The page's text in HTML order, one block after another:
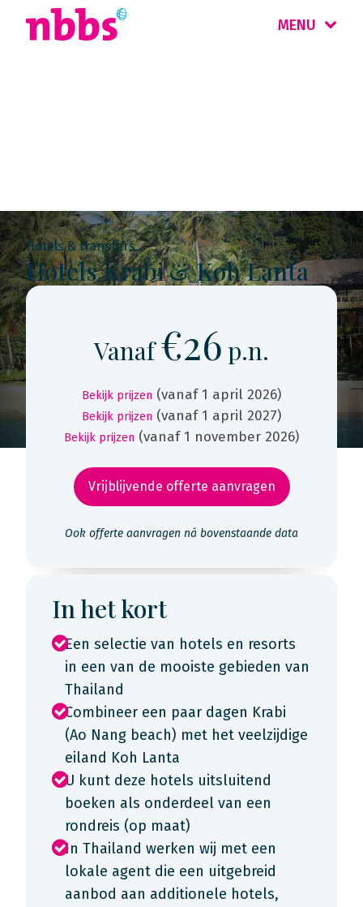
MENU
Hotels & transfers
Hotels Krabi & Koh Lanta
Vanaf€26 p.n.
Bekijk prijzen (vanaf 1 april 2026)
Bekijk prijzen (vanaf 1 april 2027)
Bekijk prijzen (vanaf 1 november 2026)
Vrijblijvende offerte aanvragen
Ook offerte aanvragen ná bovenstaande data
In het kort
Een selectie van hotels en resorts
in een van de mooiste gebieden van
Thailand
Combineer een paar dagen Krabi
(Ao Nang beach) met het veelzijdige
eiland Koh Lanta
U kunt deze hotels uitsluitend
boeken als onderdeel van een
rondreis (op maat)
In Thailand werken wij met een
lokale agent die een uitgebreid
aanbod aan additionele hotels,